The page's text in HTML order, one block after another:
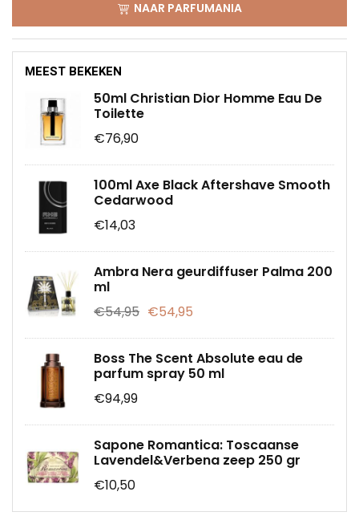
NAAR PARFUMANIA
MEEST BEKEKEN
50ml Christian Dior Homme Eau De
Toilette
€76,90
100ml Axe Black Aftershave Smooth
Cedarwood
€14,03
Ambra Nera geurdiffuser Palma 200
ml
€54,95 €54,95
Boss The Scent Absolute eau de
parfum spray 50 ml
€94,99
Sapone Romantica: Toscaanse
Lavendel&Verbena zeep 250 gr
€10,50